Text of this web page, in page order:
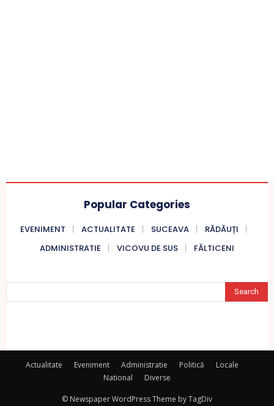
Popular Categories
EVENIMENT ACTUALITATE SUCEAVA
RĂDĂUȚI
ADMINISTRATIE
VICOVU DE SUS FĂLTICENI
Search
Actualitate Eveniment Administratie Politică
Locale
National
Diverse
© Newspaper WordPress Theme by TagDiv